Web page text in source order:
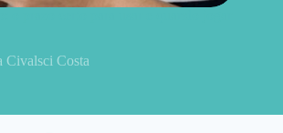
Civalsci Costa